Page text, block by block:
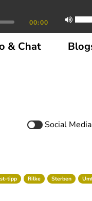
00:00
& Chat
Social Media
tipp Rilke Sterben